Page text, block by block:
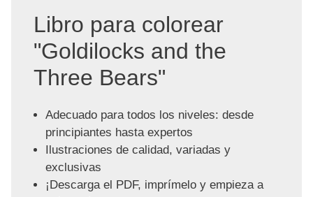
Libro para colorear
"Goldilocks and the
Three Bears"
Adecuado para todos los niveles: desde
principiantes hasta expertos
Ilustraciones de calidad, variadas y
exclusivas
¡Descarga el PDF, imprímelo y empieza a